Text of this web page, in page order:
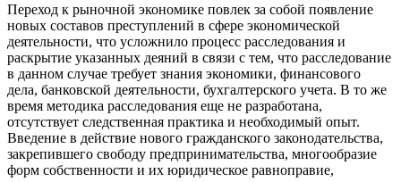
Переход к рыночной экономике повлек за собой появление
новых составов преступлений в сфере экономической
деятельности, что усложнило процесс расследования и
раскрытие указанных деяний в связи с тем, что расследование
в данном случае требует знания экономики, финансового
дела, банковской деятельности, бухгалтерского учета. В то же
время методика расследования еще не разработана,
отсутствует следственная практика и необходимый опыт.
Введение в действие нового гражданского законодательства,
закрепившего свободу предпринимательства, многообразие
форм собственности и их юридическое равноправие,